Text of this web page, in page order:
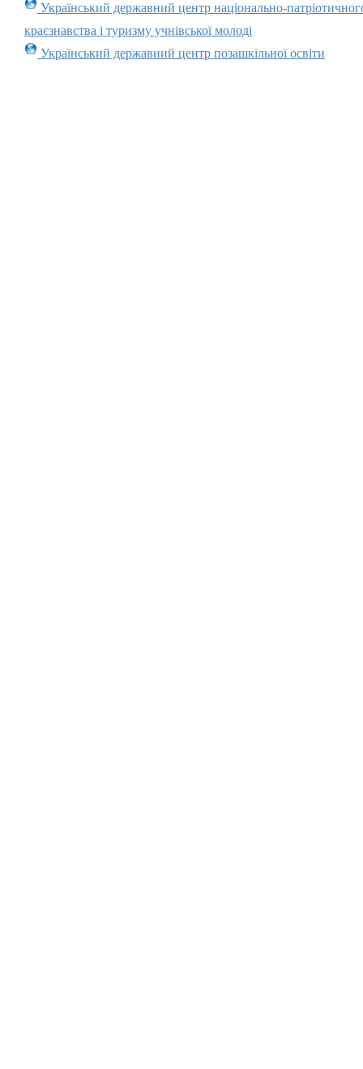
Український державний центр національно-
краєзнавства і туризму учнівської молоді
Український державний центр позашкільної освіти